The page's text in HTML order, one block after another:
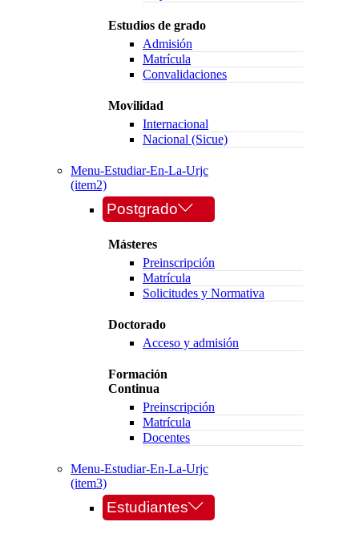
Estudios de grado
Admisión
Matrícula
Convalidaciones
Movilidad
Internacional
Nacional (Sicue)
Menu-Estudiar-En-La-Urjc
(item2)
Postgrado
Másteres
Preinscripción
Matrícula
Solicitudes y Normativa
Doctorado
Acceso y admisión
Formación
Continua
Preinscripción
Matrícula
Docentes
Menu-Estudiar-En-La-Urjc
(item3)
Estudiantes